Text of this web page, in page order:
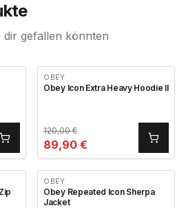
dir gefallen könnten
OBEY
Obey Icon Extra Heavy Hoodie II
120,00€
89,90 €
OBEY
Obey Repeated Icon Sherpa
Jacket